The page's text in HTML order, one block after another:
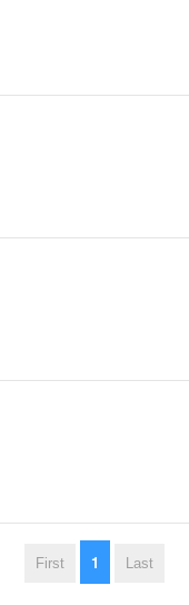
First 1 Last